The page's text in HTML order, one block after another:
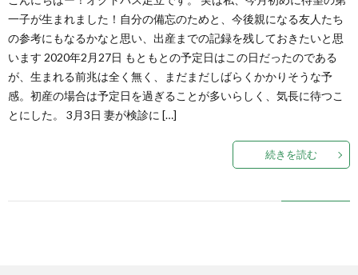
一子が生まれました！自分の備忘のためと、今後親になる友人たち
の参考にもなるかなと思い、出産までの記録を残しておきたいと思
います 2020年2月27日 もともとの予定日はこの日だったのである
が、生まれる前兆は全く無く、まだまだしばらくかかりそうな予
感。初産の場合は予定日を過ぎることが多いらしく、気長に待つこ
とにした。 3月3日 妻が検診に […]
続きを読む